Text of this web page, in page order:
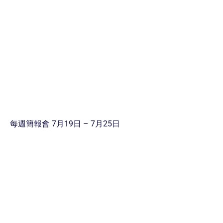
每週簡報會 7月19日 – 7月25日